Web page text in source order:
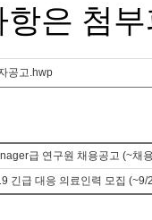
은 첨
공고.hwp
급 연구원 채용공고 (~채
긴급 대응 의료인력 모집 (~9/